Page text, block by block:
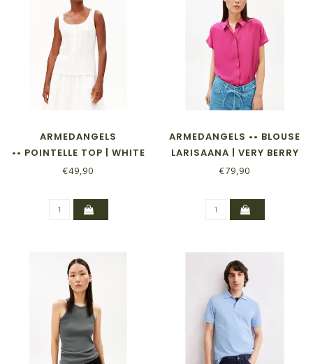
ARMEDANGELS
•• POINTELLE TOP | WHITE
€49,90
ARMEDANGELS •• BLOUSE
LARISAANA | VERY BERRY
€79,90